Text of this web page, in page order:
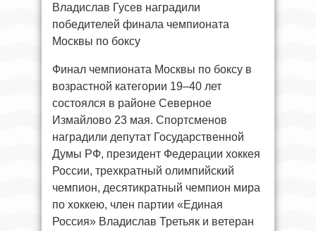
Владислав Гусев наградили
победителей финала чемпионата
Москвы по боксу
Финал чемпионата Москвы по боксу в
возрастной категории 19–40 лет
состоялся в районе Северное
Измайлово 23 мая. Спортсменов
наградили депутат Государственной
Думы РФ, президент Федерации хоккея
России, трехкратный олимпийский
чемпион, десятикратный чемпион мира
по хоккею, член партии «Единая
Россия» Владислав Третьяк и ветеран